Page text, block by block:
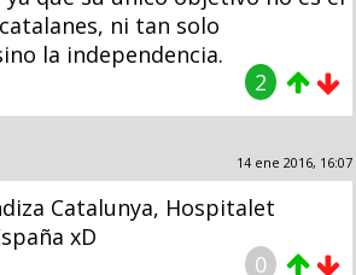
ni tan solo
la independencia.
2
14 ene 2016, 16:07
Catalunya, Hospitalet
xD
0